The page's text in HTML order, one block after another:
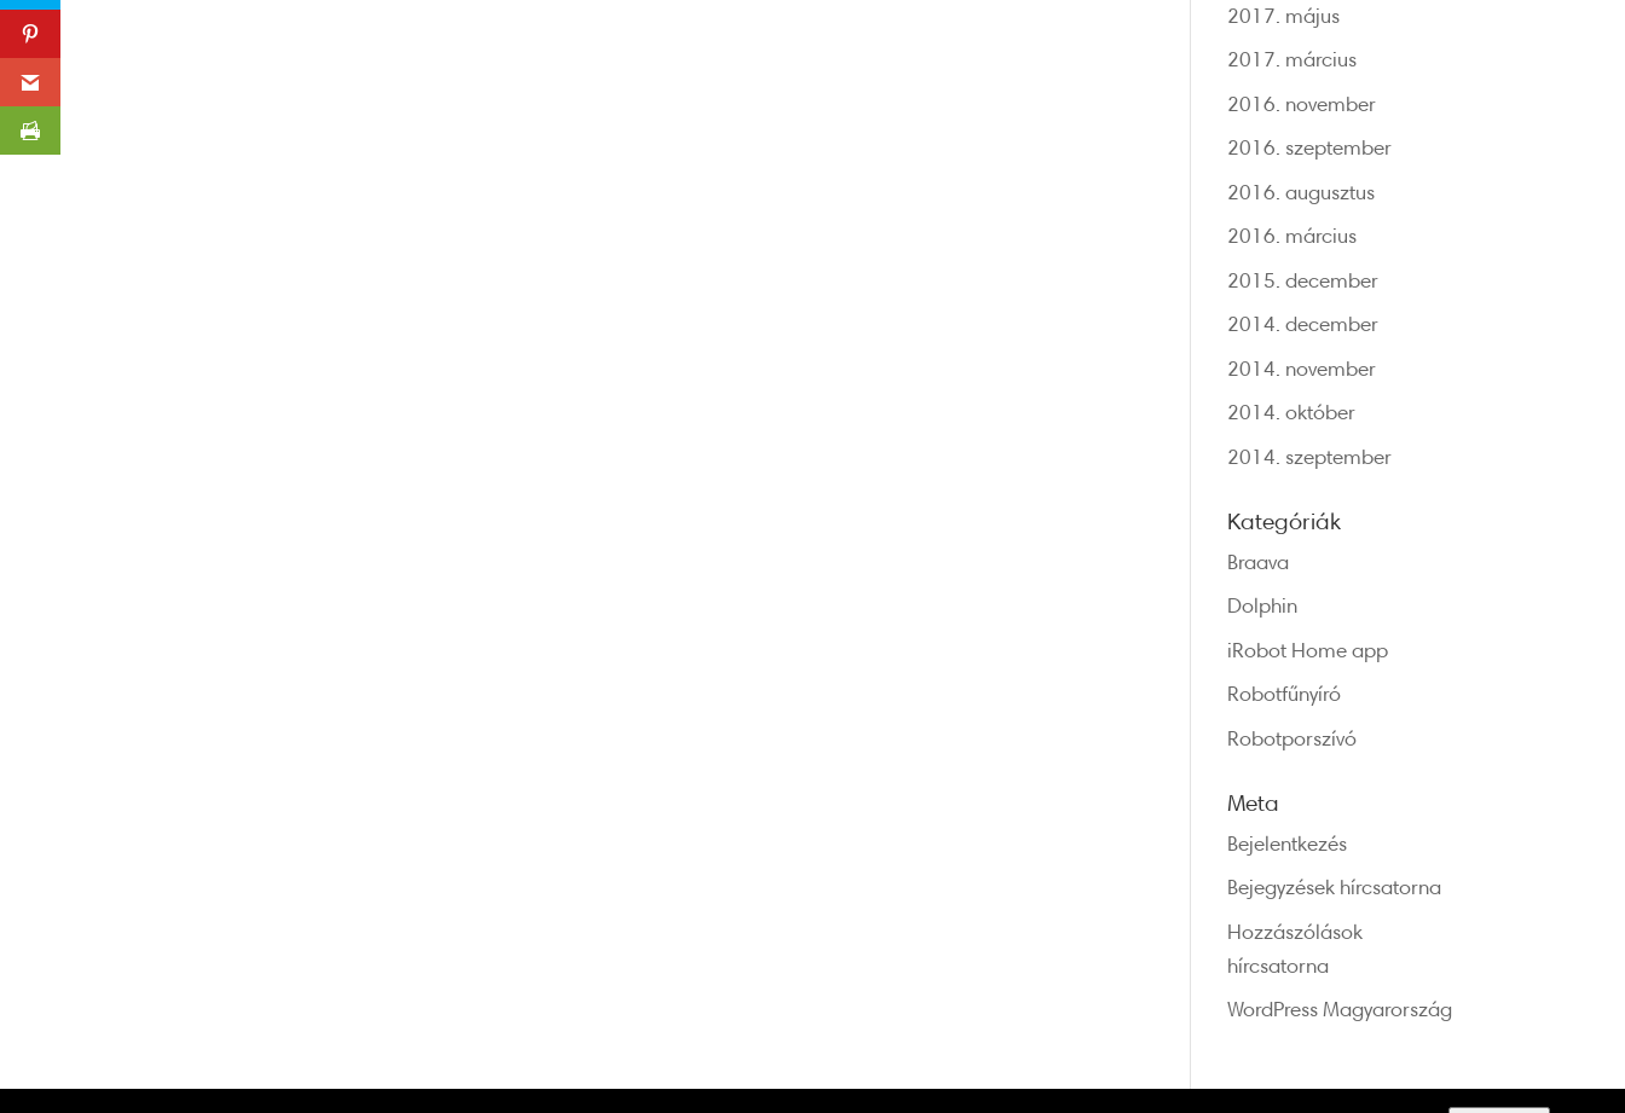
2017. május
2017. március
2016. november
2016. szeptember
2016. augusztus
2016. március
2015. december
2014. december
2014. november
2014. október
2014. szeptember
Kategóriák
Braava
Dolphin
iRobot Home app
Robotfűnyíró
Robotporszívó
Meta
Bejelentkezés
Bejegyzések hírcsatorna
Hozzászólások
hírcsatorna
WordPress Magyarország